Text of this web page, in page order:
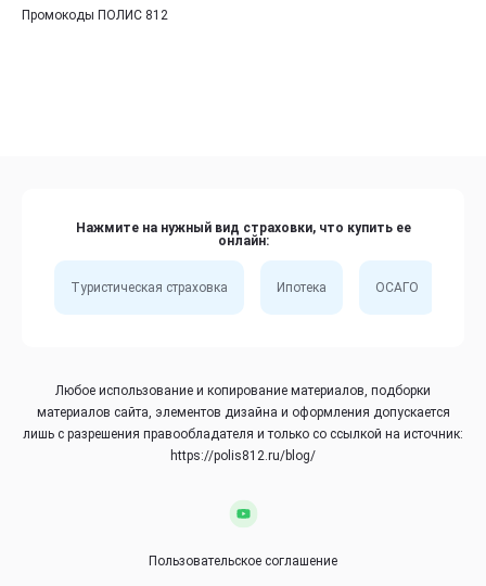
Промокоды ПОЛИС 812
Нажмите на нужный вид страховки, что купить ее
онлайн:
Туристическая страховка Ипотека ОСАГО
Любое использование и копирование материалов, подборки
материалов сайта, элементов дизайна и оформления допускается
лишь с разрешения правообладателя и только со ссылкой на источник:
https://polis812.ru/blog/
Пользовательское соглашение